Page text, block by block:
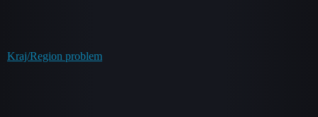
Kraj/Region problem